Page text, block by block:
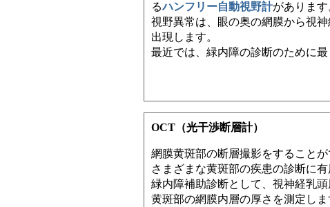
るハンフリー自動視野計があります
視野異常は、眼の奥の網膜から視
出現します。
最近では、緑内障の診断のために最
OCT（光干渉断層計）
網膜黄斑部の断層撮影をすること
さまざまな黄斑部の疾患の診断に有
緑内障補助診断として、視神経乳
黄斑部の網膜内層の厚さを測定しま